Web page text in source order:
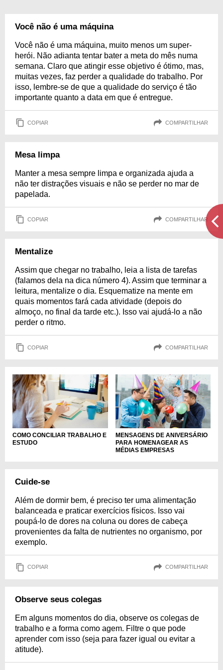
Você não é uma máquina
Você não é uma máquina, muito menos um super-
herói. Não adianta tentar bater a meta do mês numa
semana. Claro que atingir esse objetivo é ótimo, mas,
muitas vezes, faz perder a qualidade do trabalho. Por
isso, lembre-se de que a qualidade do serviço é tão
importante quanto a data em que é entregue.
COPIAR COMPARTILHAR
Mesa limpa
Manter a mesa sempre limpa e organizada ajuda a
não ter distrações visuais e não se perder no mar de
papelada.
COPIAR COMPARTILHAR
Mentalize
Assim que chegar no trabalho, leia a lista de tarefas
(falamos dela na dica número 4). Assim que terminar a
leitura, mentalize o dia. Esquematize na mente em
quais momentos fará cada atividade (depois do
almoço, no final da tarde etc.). Isso vai ajudá-lo a não
perder o ritmo.
COPIAR COMPARTILHAR
COMO CONCILIAR TRABALHO E
ESTUDO
MENSAGENS DE ANIVERSÁRIO
PARA HOMENAGEAR AS
MÉDIAS EMPRESAS
Cuide-se
Além de dormir bem, é preciso ter uma alimentação
balanceada e praticar exercícios físicos. Isso vai
poupá-lo de dores na coluna ou dores de cabeça
provenientes da falta de nutrientes no organismo, por
exemplo.
COPIAR COMPARTILHAR
Observe seus colegas
Em alguns momentos do dia, observe os colegas de
trabalho e a forma como agem. Filtre o que pode
aprender com isso (seja para fazer igual ou evitar a
atitude).